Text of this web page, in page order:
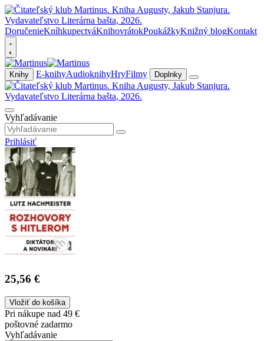
DoručenieKníhkupectváKnihovrátokPoukážkyKnižný blogKontakt
Knihy E-knihyAudioknihyHryFilmy Doplnky
Vyhľadávanie
Prihlásiť
25,56 €
Vložiť do košíka
Pri nákupe nad 49 €
poštovné zadarmo
Vyhľadávanie